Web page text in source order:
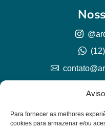
Para fornecer as melhores
cookies para armazenar e/ou